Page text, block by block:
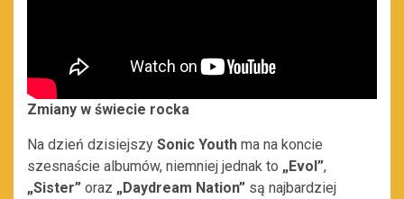
Zmiany w świecie rocka
Na dzień dzisiejszy Sonic Youth ma na koncie
szesnaście albumów, niemniej jednak to „Evol”,
„Sister” oraz „Daydream Nation” są najbardziej